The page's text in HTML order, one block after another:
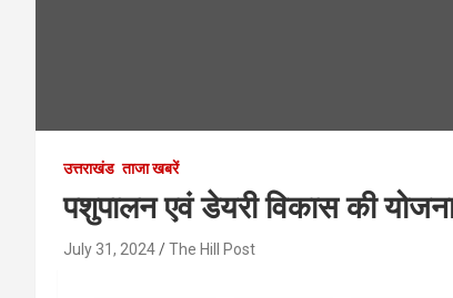
उत्तराखंड ताजा खबरें
पशुपालन एवं डेयरी विकास की
July 31, 2024 The Hill Post